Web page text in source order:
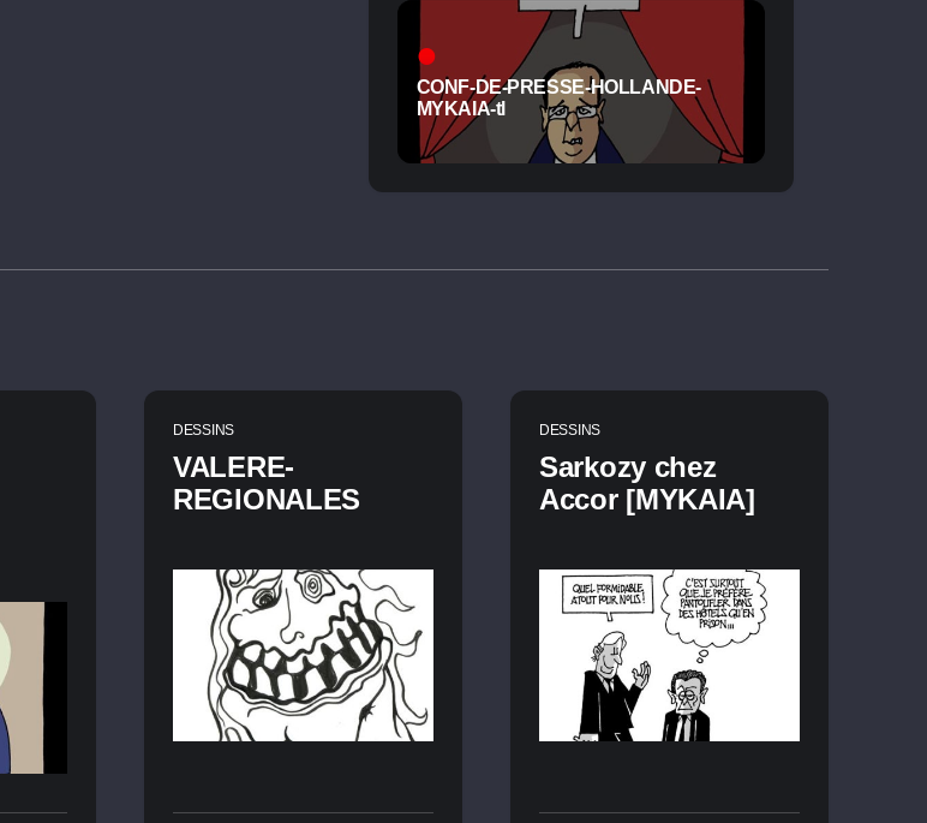
CONF-DE-PRESSE-HOLLANDE-
MYKAIA-tl
DESSINS
VALERE-
REGIONALES
DESSINS
Sarkozy chez
Accor [MYKAIA]